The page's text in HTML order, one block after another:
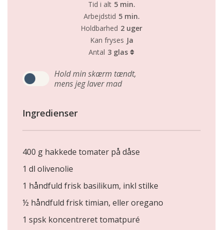
Tid i alt 5 min.
Arbejdstid 5 min.
Holdbarhed 2 uger
Kan fryses Ja
Antal 3 glas
Hold min skærm tændt,
mens jeg laver mad
Ingredienser
400 g hakkede tomater på dåse
1 dl olivenolie
1 håndfuld frisk basilikum, inkl stilke
½ håndfuld frisk timian, eller oregano
1 spsk koncentreret tomatpuré